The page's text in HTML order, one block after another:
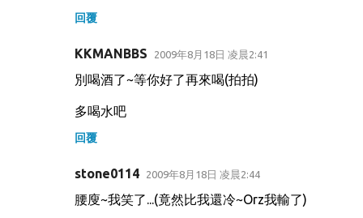
回覆
KKMANBBS 2009年8月18日 凌晨2:41
別喝酒了~等你好了再來喝(拍拍)
多喝水吧
回覆
stone0114 2009年8月18日 凌晨2:44
腰廋~我笑了...(竟然比我還冷~Orz我輸了)